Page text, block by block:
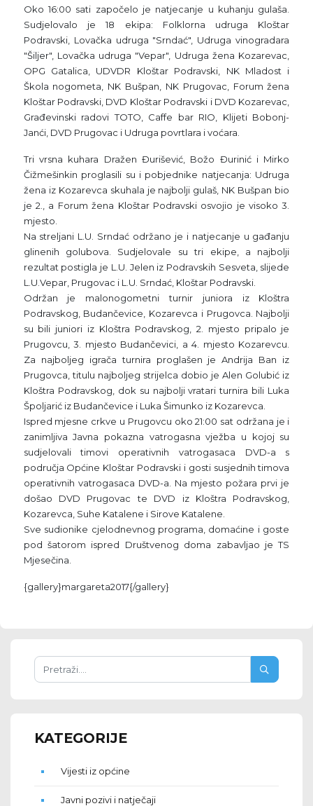
Oko 16:00 sati započelo je natjecanje u kuhanju gulaša.
Sudjelovalo je 18 ekipa: Folklorna udruga Kloštar
Podravski, Lovačka udruga "Srndać", Udruga vinogradara
"Šiljer", Lovačka udruga "Vepar", Udruga žena Kozarevac,
OPG Gatalica, UDVDR Kloštar Podravski, NK Mladost i
Škola nogometa, NK Bušpan, NK Prugovac, Forum žena
Kloštar Podravski, DVD Kloštar Podravski i DVD Kozarevac,
Građevinski radovi TOTO, Caffe bar RIO, Klijeti Bobonj-
Janći, DVD Prugovac i Udruga povrtlara i voćara.
Tri vrsna kuhara Dražen Đurišević, Božo Đurinić i Mirko
Čižmešinkin proglasili su i pobjednike natjecanja: Udruga
žena iz Kozarevca skuhala je najbolji gulaš, NK Bušpan bio
je 2., a Forum žena Kloštar Podravski osvojio je visoko 3.
mjesto.
Na streljani L.U. Srndać održano je i natjecanje u gađanju
glinenih golubova. Sudjelovale su tri ekipe, a najbolji
rezultat postigla je L.U. Jelen iz Podravskih Sesveta, slijede
L.U.Vepar, Prugovac i L.U. Srndać, Kloštar Podravski.
Održan je malonogometni turnir juniora iz Kloštra
Podravskog, Budančevice, Kozarevca i Prugovca. Najbolji
su bili juniori iz Kloštra Podravskog, 2. mjesto pripalo je
Prugovcu, 3. mjesto Budančevici, a 4. mjesto Kozarevcu.
Za najboljeg igrača turnira proglašen je Andrija Ban iz
Prugovca, titulu najboljeg strijelca dobio je Alen Golubić iz
Kloštra Podravskog, dok su najbolji vratari turnira bili Luka
Špoljarić iz Budančevice i Luka Šimunko iz Kozarevca.
Ispred mjesne crkve u Prugovcu oko 21:00 sat održana je i
zanimljiva Javna pokazna vatrogasna vježba u kojoj su
sudjelovali timovi operativnih vatrogasaca DVD-a s
područja Općine Kloštar Podravski i gosti susjednih timova
operativnih vatrogasaca DVD-a. Na mjesto požara prvi je
došao DVD Prugovac te DVD iz Kloštra Podravskog,
Kozarevca, Suhe Katalene i Sirove Katalene.
Sve sudionike cjelodnevnog programa, domaćine i goste
pod šatorom ispred Društvenog doma zabavljao je TS
Mjesečina.
{gallery}margareta2017{/gallery}
KATEGORIJE
Vijesti iz općine
Javni pozivi i natječaji